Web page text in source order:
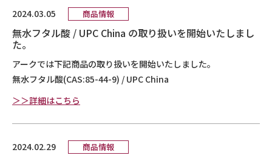
2024.03.05 商品情報
無水フタル酸 / UPC China の取り扱いを開始いたしまし
た。
アークでは下記商品の取り扱いを開始いたしました。
無水フタル酸(CAS:85-44-9) / UPC China
＞＞詳細はこちら
2024.02.29 商品情報